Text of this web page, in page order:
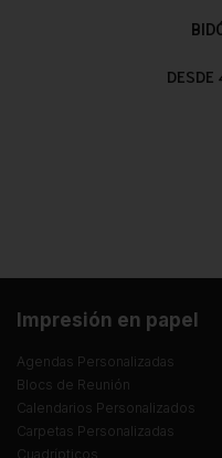
Impresión en papel
Agendas Personalizadas
Blocs de Reunión
Calendarios Personalizados
Carpetas Personalizadas
Cuadrípticos